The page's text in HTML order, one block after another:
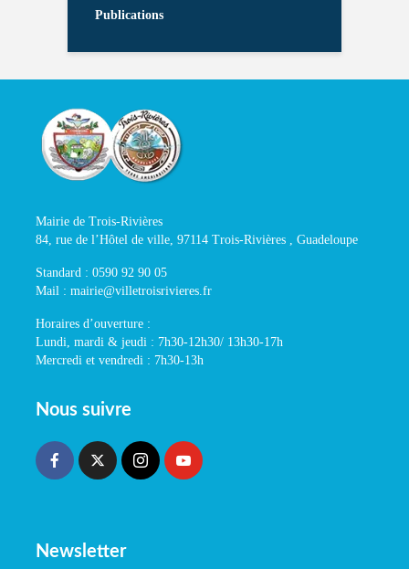
Publications
Mairie de Trois-Rivières
84, rue de l’Hôtel de ville, 97114 Trois-Rivières , Guadeloupe
Standard : 0590 92 90 05
Mail : mairie@villetroisrivieres.fr
Horaires d’ouverture :
Lundi, mardi & jeudi : 7h30-12h30/ 13h30-17h
Mercredi et vendredi : 7h30-13h
Nous suivre
Newsletter